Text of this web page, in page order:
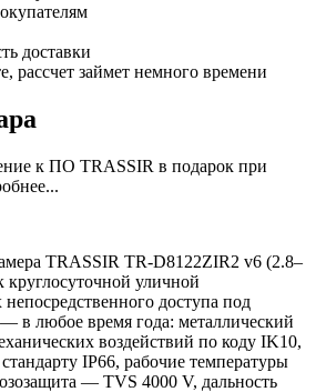
доставки
рассчет займет немного времени
к ПО TRASSIR в подарок при
TRASSIR TR-D8122ZIR2 v6 (2.8–
уличной
доступа под
в любое время года: металлический
воздействий по коду IK10,
IP66, рабочие температуры
— TVS 4000 V, дальность